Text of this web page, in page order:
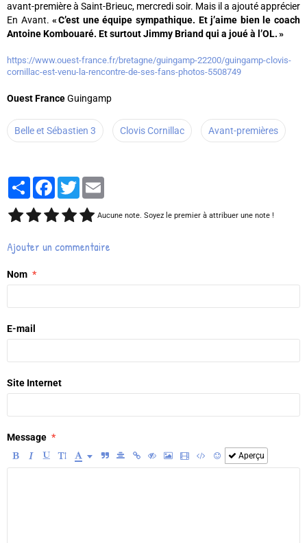
avant-première à Saint-Brieuc, mercredi soir. Mais il a ajouté apprécier
En Avant.« C’est une équipe sympathique. Et j’aime bien le coach
Antoine Kombouaré. Et surtout Jimmy Briand qui a joué à l’OL. »
https://www.ouest-france.fr/bretagne/guingamp-22200/guingamp-clovis-
cornillac-est-venu-la-rencontre-de-ses-fans-photos-5508749
Ouest FranceGuingamp
Belle et Sébastien 3 Clovis Cornillac Avant-premières
PartagerFacebook
Twitter
Aucune note. Soyez le premier à attribuer une note !
Ajouter un commentaire
Nom
E-mail
Site Internet
Message
Aperçu